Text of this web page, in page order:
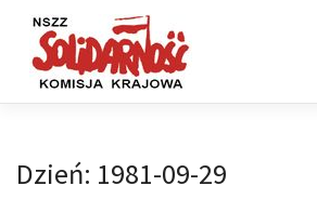
content
Dzień: 1981-09-29